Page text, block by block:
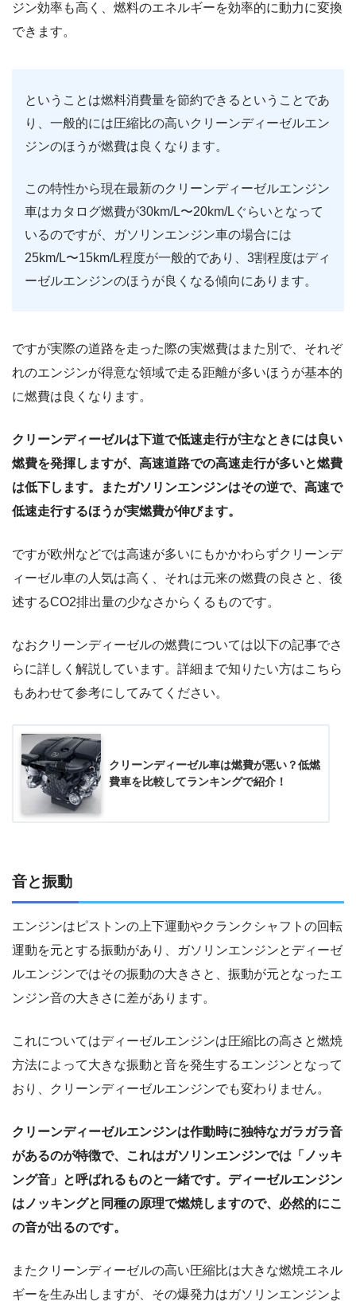
ジン効率も高く、燃料のエネルギーを効率的に動力に変換
できます。
ということは燃料消費量を節約できるということであ
り、一般的には圧縮比の高いクリーンディーゼルエン
ジンのほうが燃費は良くなります。
この特性から現在最新のクリーンディーゼルエンジン
車はカタログ燃費が30km/L〜20km/Lぐらいとなって
いるのですが、ガソリンエンジン車の場合には
25km/L〜15km/L程度が一般的であり、3割程度はディ
ーゼルエンジンのほうが良くなる傾向にあります。
ですが実際の道路を走った際の実燃費はまた別で、それぞ
れのエンジンが得意な領域で走る距離が多いほうが基本的
に燃費は良くなります。
クリーンディーゼルは下道で低速走行が主なときには良い
燃費を発揮しますが、高速道路での高速走行が多いと燃費
は低下します。またガソリンエンジンはその逆で、高速で
低速走行するほうが実燃費が伸びます。
ですが欧州などでは高速が多いにもかかわらずクリーンデ
ィーゼル車の人気は高く、それは元来の燃費の良さと、後
述するCO2排出量の少なさからくるものです。
なおクリーンディーゼルの燃費については以下の記事でさ
らに詳しく解説しています。詳細まで知りたい方はこちら
もあわせて参考にしてみてください。
クリーンディーゼル車は燃費が悪い？低燃
費車を比較してランキングで紹介！
音と振動
エンジンはピストンの上下運動やクランクシャフトの回転
運動を元とする振動があり、ガソリンエンジンとディーゼ
ルエンジンではその振動の大きさと、振動が元となったエ
ンジン音の大きさに差があります。
これについてはディーゼルエンジンは圧縮比の高さと燃焼
方法によって大きな振動と音を発生するエンジンとなって
おり、クリーンディーゼルエンジンでも変わりません。
クリーンディーゼルエンジンは作動時に独特なガラガラ音
があるのが特徴で、これはガソリンエンジンでは「ノッキ
ング音」と呼ばれるものと一緒です。ディーゼルエンジン
はノッキングと同種の原理で燃焼しますので、必然的にこ
の音が出るのです。
またクリーンディーゼルの高い圧縮比は大きな燃焼エネル
ギーを生み出しますが、その爆発力はガソリンエンジンよ